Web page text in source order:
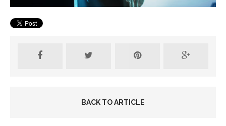
BACK TO ARTICLE